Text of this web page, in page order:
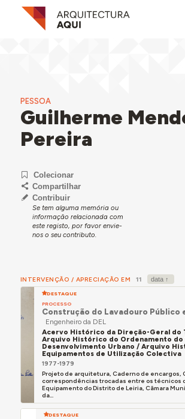
PESSOA
Guilherme
Pereira
Colecionar
Compartilhar
Contribuir
Se tem alguma memória ou
informação relacionada com
este registo, por favor envie-
nos o seu contributo.
INTERVENÇÃO / APRECIAÇÃO EM 11
DESTAQUE
PROCESSO
Construção do Lavadouro Público
Engenheiro da DEL
Acervo Histórico da Direção-Geral
Arquivo Histórico do Ordenamento
Desenvolvimento Urbano / Arquivo
Equipamentos de Utilização Colectiva
1977-1979
Projeto de arquitetura, Caderno de encargos,
correspondências trocadas entre os técnicos
Equipamento do Distrito de Leiria, Câmara
da...
DESTAQUE